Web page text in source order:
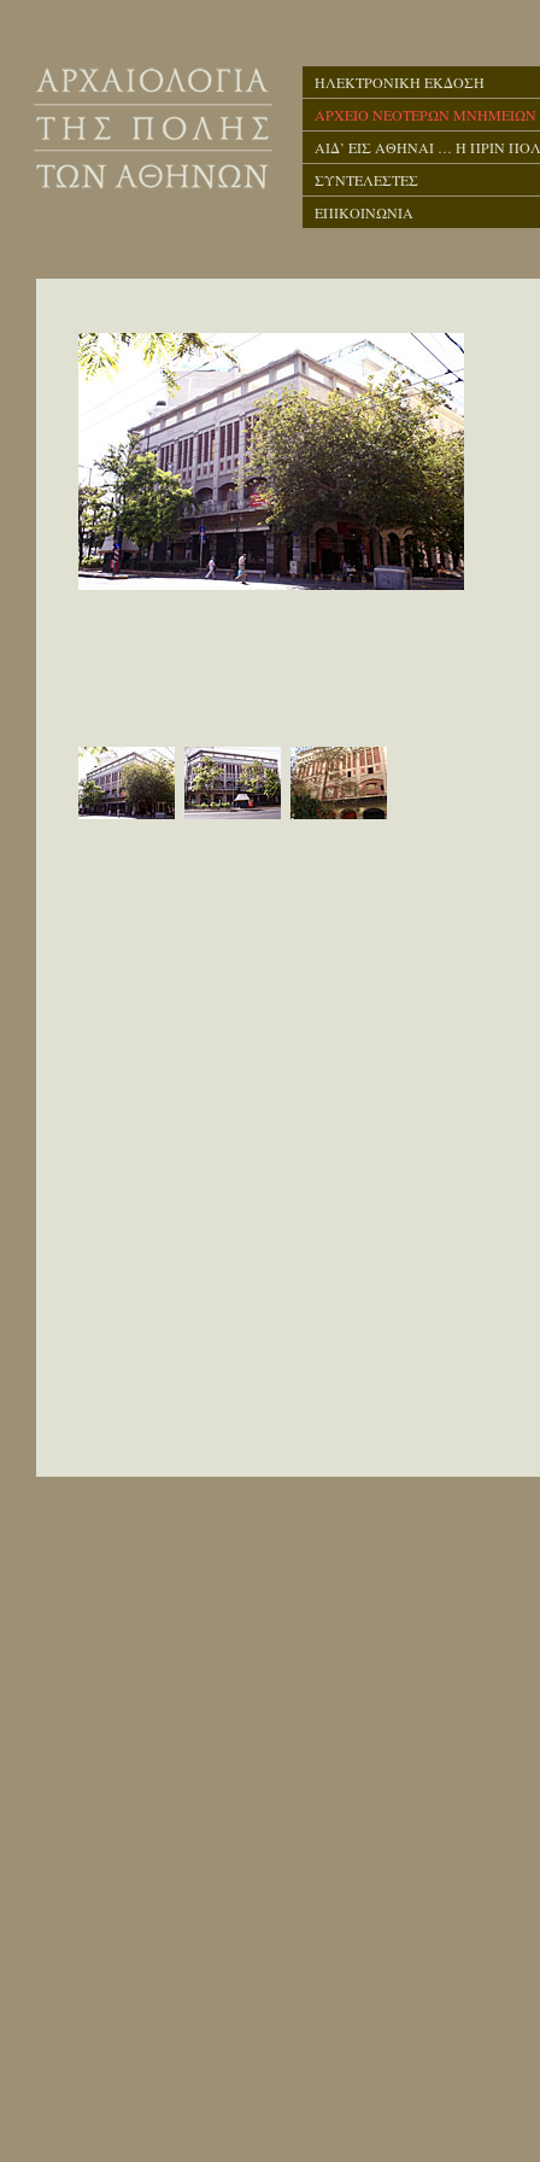
ΗΛΕΚΤΡΟΝΙΚΗ ΕΚΔΟΣΗ
ΑΡΧΕΙΟ ΝΕΟΤΕΡΩΝ ΜΝΗΜΕΙΩΝ
ΑΙΔ’ ΕΙΣ ΑΘΗΝΑΙ … Η ΠΡΙΝ
ΣΥΝΤΕΛΕΣΤΕΣ
ΕΠΙΚΟΙΝΩΝΙΑ